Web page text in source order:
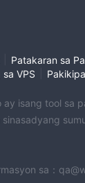
Patakaran sa
VPS
isang tool sa
sa：